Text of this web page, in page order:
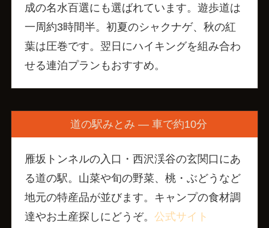
成の名水百選にも選ばれています。遊歩道は
一周約3時間半。初夏のシャクナゲ、秋の紅
葉は圧巻です。翌日にハイキングを組み合わ
せる連泊プランもおすすめ。
道の駅みとみ — 車で約10分
雁坂トンネルの入口・西沢渓谷の玄関口にあ
る道の駅。山菜や旬の野菜、桃・ぶどうなど
地元の特産品が並びます。キャンプの食材調
達やお土産探しにどうぞ。公式サイト